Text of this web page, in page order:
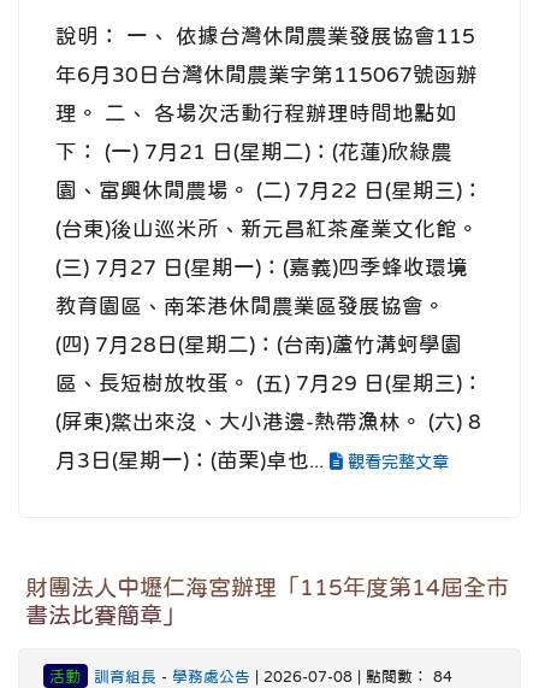
說明： 一、 依據台灣休閒農業發展協會115
年6月30日台灣休閒農業字第115067號函辦
理。 二、 各場次活動行程辦理時間地點如
下： (一) 7月21 日(星期二)：(花蓮)欣綠農
園、富興休閒農場。 (二) 7月22 日(星期三)：
(台東)後山巡米所、新元昌紅茶產業文化館。
(三) 7月27 日(星期一)：(嘉義)四季蜂收環境
教育園區、南笨港休閒農業區發展協會。
(四) 7月28日(星期二)：(台南)蘆竹溝蚵學園
區、長短樹放牧蛋。 (五) 7月29 日(星期三)：
(屏東)鱉出來沒、大小港邊-熱帶漁林。 (六) 8
月3日(星期一)：(苗栗)卓也...
觀看完整文章
財團法人中壢仁海宮辦理「115年度第14屆全市
書法比賽簡章」
活動 訓育組長 - 學務處公告 | 2026-07-08 | 點閱數： 84